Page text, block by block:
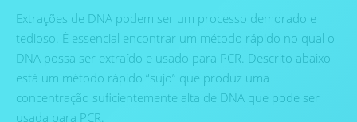
Extrações de DNA podem ser um processo demorado e
tedioso. É essencial encontrar um método rápido no qual o
DNA possa ser extraído e usado para PCR. Descrito abaixo
está um método rápido “sujo” que produz uma
concentração suficientemente alta de DNA que pode ser
usada para PCR.